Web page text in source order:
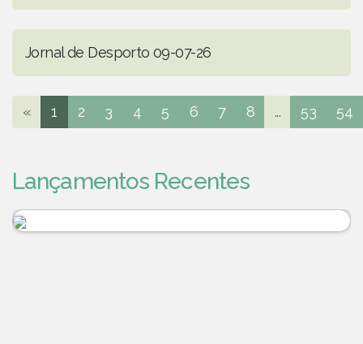
Jornal de Desporto 09-07-26
« 1 2 3 4 5 6 7 8 ... 53 54
Lançamentos Recentes